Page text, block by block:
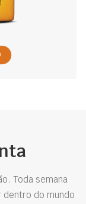
Toda semana
do mundo